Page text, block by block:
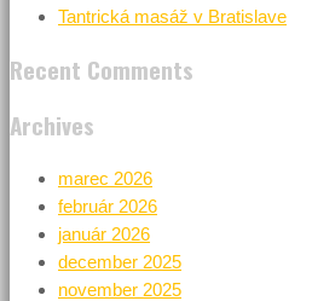
Tantrická masáž v Bratislave
Recent Comments
Archives
marec 2026
február 2026
január 2026
december 2025
november 2025